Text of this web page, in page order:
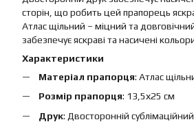
сторін, що робить цей прапорець
Атлас щільний – міцний та
забезпечує яскраві та насичені
Характеристики
Матеріал прапорця: Атлас
Розмір прапорця: 13,5х25 см
Друк: Двосторонній